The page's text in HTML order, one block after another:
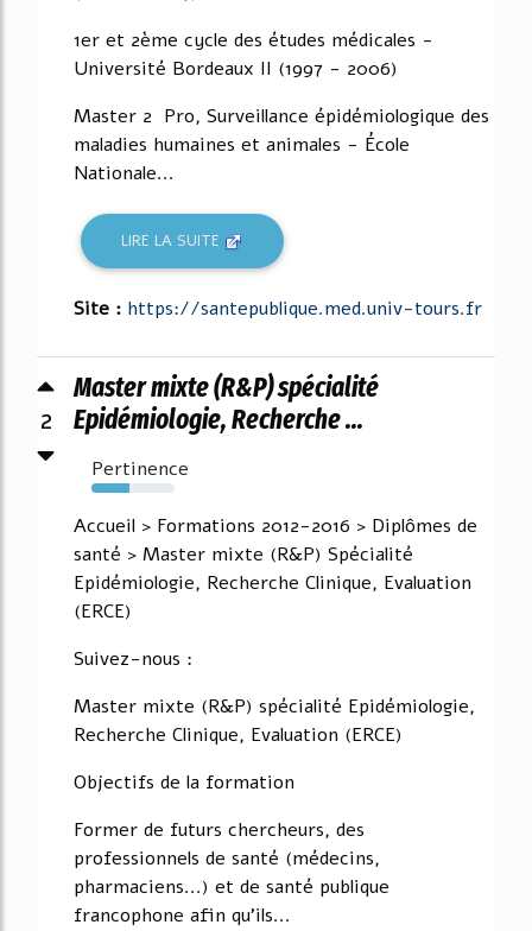
1er et 2ème cycle des études médicales -
Université Bordeaux II (1997 - 2006)
Master 2 Pro, Surveillance épidémiologique des
maladies humaines et animales - École
Nationale...
LIRE LA SUITE
Site : https://santepublique.med.univ-tours.fr
2
Master mixte (R&P) spécialité
Epidémiologie, Recherche ...
Pertinence
46%
Accueil > Formations 2012-2016 > Diplômes de
santé > Master mixte (R&P) Spécialité
Epidémiologie, Recherche Clinique, Evaluation
(ERCE)
Suivez-nous :
Master mixte (R&P) spécialité Epidémiologie,
Recherche Clinique, Evaluation (ERCE)
Objectifs de la formation
Former de futurs chercheurs, des
professionnels de santé (médecins,
pharmaciens...) et de santé publique
francophone afin qu'ils...